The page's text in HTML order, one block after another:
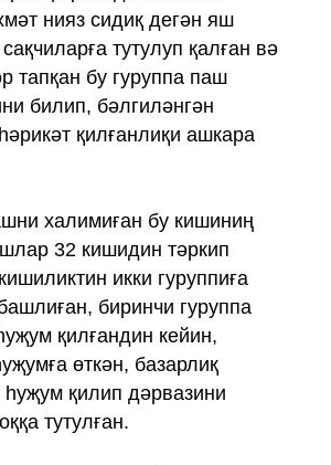
нияз сидиқ дегән яш
тутулуп қалған вә
тапқан бу гуруппа паш
билип, бәлгиләнгән
қилғанлиқи ашкара
халимиған бу кишиниң
32 кишидин тәркип
икки гуруппиға
биринчи гуруппа
қилғандин кейин,
өткән, базарлиқ
һуҗум қилип дәрвазини
тутулған.